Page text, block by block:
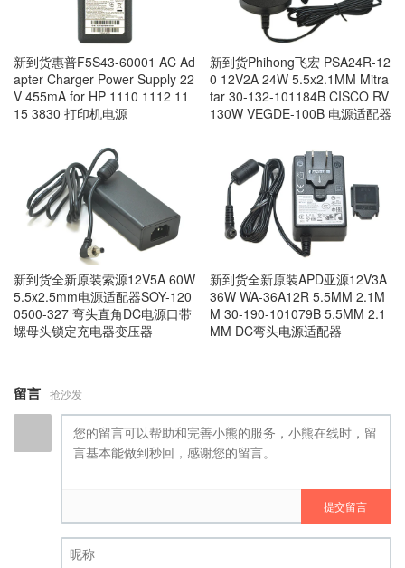
新到货惠普F5S43-60001 AC Ad
apter Charger Power Supply 22
V 455mA for HP 1110 1112 11
15 3830 打印机电源
新到货Phihong飞宏 PSA24R-12
0 12V2A 24W 5.5x2.1MM Mitra
tar 30-132-101184B CISCO RV
130W VEGDE-100B 电源适配器
新到货全新原装索源12V5A 60W
5.5x2.5mm电源适配器SOY-120
0500-327 弯头直角DC电源口带
螺母头锁定充电器变压器
新到货全新原装APD亚源12V3A
36W WA-36A12R 5.5MM 2.1M
M 30-190-101079B 5.5MM 2.1
MM DC弯头电源适配器
留言 抢沙发
提交留言